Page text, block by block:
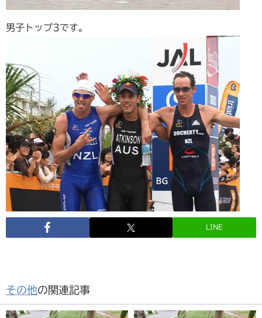
男子トップ3です。
LINE
その他の関連記事